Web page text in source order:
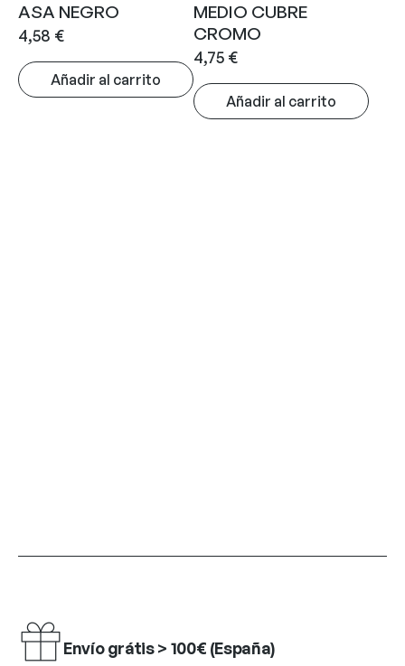
ASA NEGRO
4,58 €
Añadir al carrito
MEDIO CUBRE
CROMO
4,75 €
Añadir al carrito
Envío grátis > 100€ (España)